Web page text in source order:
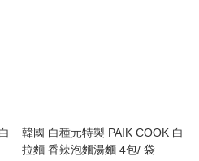
韓國 白種元特製 PAIK COOK 白
拉麵 香辣泡麵湯麵 4包/ 袋